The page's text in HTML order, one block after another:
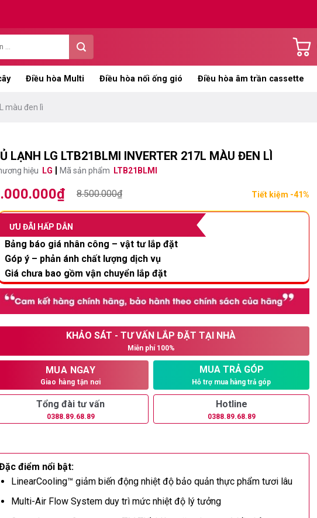
Điều hòa Multi Điều hòa nối ống gió Điều hòa âm trần cassette
màu đen lì
LẠNH LG LTB21BLMI INVERTER 217L MÀU ĐEN LÌ
hiệu LG Mã sản phẩm LTB21BLMI
8.500.000₫
₫ Tiết kiệm -41%
ƯU ĐÃI HẤP DẪN
Bảng báo giá nhân công – vật tư lắp đặt
Góp ý – phản ánh chất lượng dịch vụ
Giá chưa bao gồm vận chuyển lắp đặt
KHẢO SÁT - TƯ VẤN LẮP ĐẶT TẠI NHÀ
Miễn phí 100%
MUA NGAY
Giao hàng tận nơi
MUA TRẢ GÓP
Hỗ trợ mua hàng trả góp
Tổng đài tư vấn
0388.89.68.89
Hotline
0388.89.68.89
điểm nổi bật:
LinearCooling™ giảm biến động nhiệt độ bảo quản thực phẩm tươi lâu
Multi-Air Flow System duy trì mức nhiệt độ lý tưởng